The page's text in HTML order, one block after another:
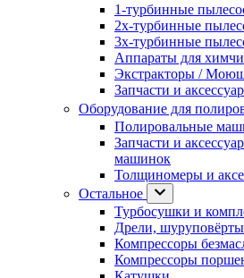
1-турбинные
2х-турбинные
3х-турбинные
Аппараты для
Экстракторы /
Запчасти и
Оборудование для
Полировальные
Запчасти и
машинок
Толщиномеры и
Остальное
Турбосушки и
Дрели,
Компрессоры
Компрессоры